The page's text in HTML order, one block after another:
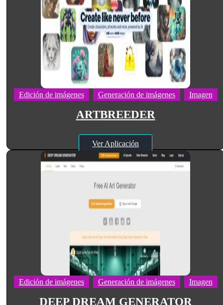
Edición de imágenes Generación de imágenes Imagen
ARTBREEDER
Ver Aplicación
Edición de imágenes Generación de imágenes Imagen
DEEP DREAM GENERATOR